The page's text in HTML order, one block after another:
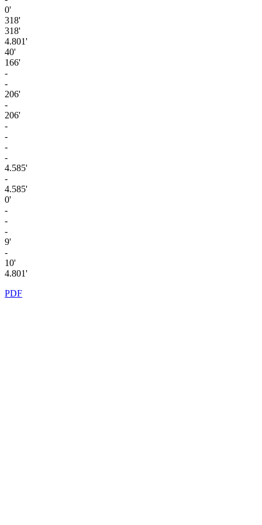
0'
318'
318'
4.801'
40'
166'
-
-
206'
-
206'
-
-
-
-
4.585'
-
4.585'
0'
-
-
-
9'
-
10'
4.801'
PDF